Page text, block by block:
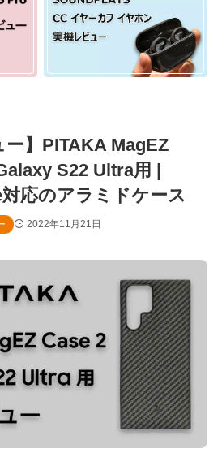
ー】PITAKA MagEZ
S22 Ultra用 |
応のアラミドケース
2022年11月21日